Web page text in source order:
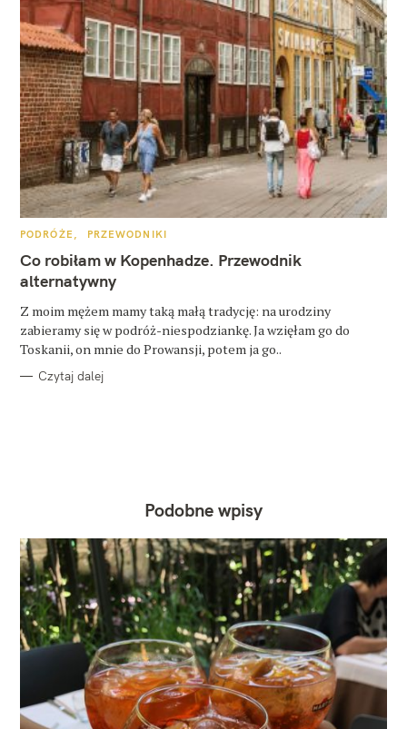
K
T
E
G
O
I
PODRÓŻE PRZEWODNIKI
Co robiłam w Kopenhadze. Przewodnik
alternatywny
Z moim mężem mamy taką małą tradycję: na urodziny
zabieramy się w podróż-niespodziankę. Ja wzięłam go do
Toskanii, on mnie do Prowansji, potem ja go..
Czytaj dalej
Podobne wpisy